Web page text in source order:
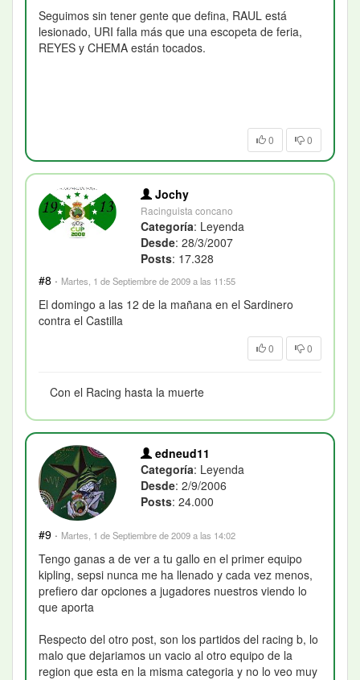
Seguimos sin tener gente que defina, RAUL está
lesionado, URI falla más que una escopeta de feria,
REYES y CHEMA están tocados.
0 0
Jochy
Racinguista concano
Categoría: Leyenda
Desde: 28/3/2007
Posts: 17.328
#8 · Martes, 1 de Septiembre de 2009 a las 11:55
El domingo a las 12 de la mañana en el Sardinero
contra el Castilla
0 0
Con el Racing hasta la muerte
edneud11
Categoría: Leyenda
Desde: 2/9/2006
Posts: 24.000
#9 · Martes, 1 de Septiembre de 2009 a las 14:02
Tengo ganas a de ver a tu gallo en el primer equipo
kipling, sepsi nunca me ha llenado y cada vez menos,
prefiero dar opciones a jugadores nuestros viendo lo
que aporta
Respecto del otro post, son los partidos del racing b, lo
malo que dejariamos un vacio al otro equipo de la
region que esta en la misma categoria y no lo veo muy